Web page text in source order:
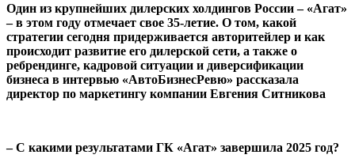
Один из крупнейших дилерских холдингов России – «Агат»
– в этом году отмечает свое 35-летие. О том, какой
стратегии сегодня придерживается авторитейлер и как
происходит развитие его дилерской сети, а также о
ребрендинге, кадровой ситуации и диверсификации
бизнеса в интервью «АвтоБизнесРевю» рассказала
директор по маркетингу компании Евгения Ситникова
– С какими результатами ГК «Агат» завершила 2025 год?